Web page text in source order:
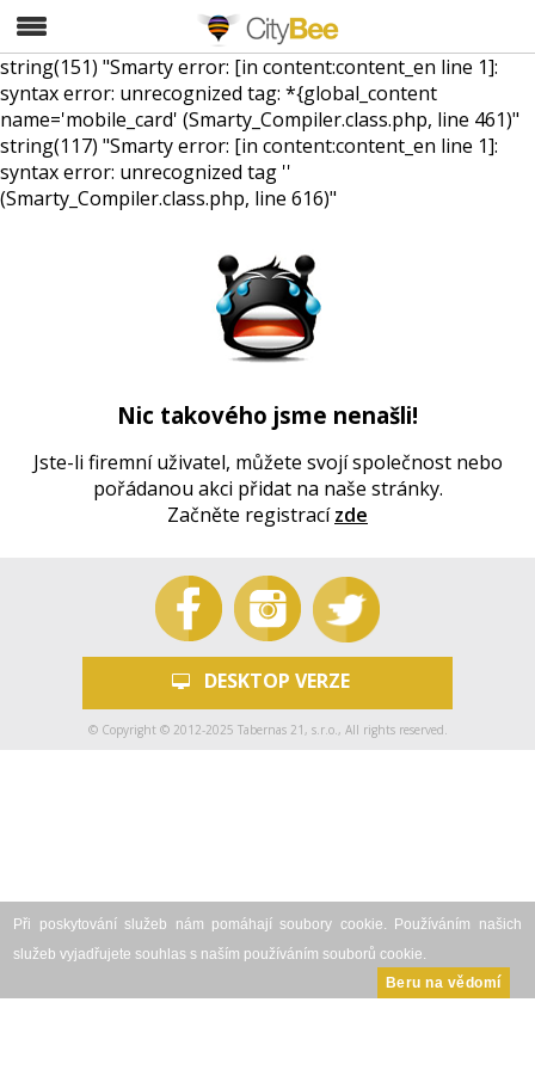
Při poskytování služeb nám pomáhají soubory cookie. Používáním našich
služeb vyjadřujete souhlas s naším používáním souborů cookie.
Beru na vědomí
CityBee
string(151) "Smarty error: [in content:content_en line 1]:
syntax error: unrecognized tag: *{global_content
name='mobile_card' (Smarty_Compiler.class.php, line 461)"
string(117) "Smarty error: [in content:content_en line 1]:
syntax error: unrecognized tag ''
(Smarty_Compiler.class.php, line 616)"
Nic takového jsme nenašli!
Jste-li firemní uživatel, můžete svojí společnost nebo
pořádanou akci přidat na naše stránky.
Začněte registracízde
DESKTOP VERZE
© Copyright © 2012-2025 Tabernas 21, s.r.o., All rights reserved.